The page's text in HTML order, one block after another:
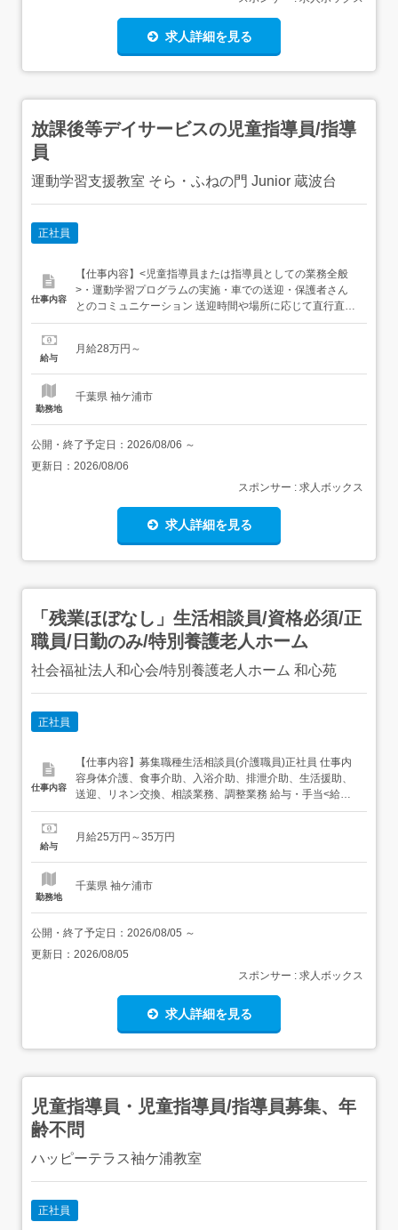
求人詳細を見る
放課後等デイサービスの児童指導員/指導
員
運動学習支援教室 そら・ふねの門 Junior 蔵波台
正社員
仕事内容
【仕事内容】<児童指導員または指導員としての業務全般
>・運動学習プログラムの実施・車での送迎・保護者さん
とのコミュニケーション 送迎時間や場所に応じて直行直帰
OK従事すべき業務の変更範囲:法人の定める業務転勤なし
用資格(教員免許含む)・社会福祉主事<必須>・普通自動車
給与
月給28万円～
勤務地
千葉県 袖ケ浦市
公開・終了予定日： 2026/08/06 ～
更新日： 2026/08/06
スポンサー : 求人ボックス
求人詳細を見る
「残業ほぼなし」生活相談員/資格必須/正
職員/日勤のみ/特別養護老人ホーム
社会福祉法人和心会/特別養護老人ホーム 和心苑
正社員
仕事内容
【仕事内容】募集職種生活相談員(介護職員)正社員 仕事内
容身体介護、食事介助、入浴介助、排泄介助、生活援助、
送迎、リネン交換、相談業務、調整業務 給与・手当<給与>
月給250,000〜350,000円<手当>交通費支給:実費(上限あ
勤:8:30～17:30(休憩60分) 勤務形態残業ほぼなし、日勤...
給与
月給25万円～35万円
勤務地
千葉県 袖ケ浦市
公開・終了予定日： 2026/08/05 ～
更新日： 2026/08/05
スポンサー : 求人ボックス
求人詳細を見る
児童指導員・児童指導員/指導員募集、年
齢不問
ハッピーテラス袖ケ浦教室
正社員